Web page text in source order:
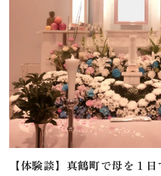
【体験談】真鶴町で母を１